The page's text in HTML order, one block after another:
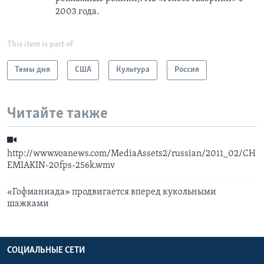
2003 года.
This item is part of
Темы дня США Культура Россия
Читайте также
http://www.voanews.com/MediaAssets2/russian/2011_02/CH
EMIAKIN-20fps-256k.wmv
«Гофманиада» продвигается вперед кукольными
шажками
СОЦИАЛЬНЫЕ СЕТИ